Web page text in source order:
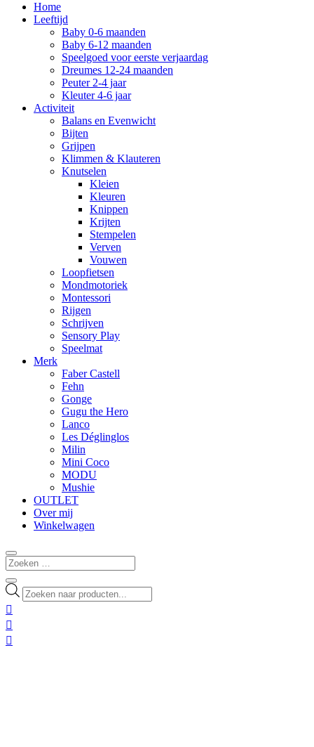
Home
Leeftijd
Baby 0-6 maanden
Baby 6-12 maanden
Speelgoed voor eerste verjaardag
Dreumes 12-24 maanden
Peuter 2-4 jaar
Kleuter 4-6 jaar
Activiteit
Balans en Evenwicht
Bijten
Grijpen
Klimmen & Klauteren
Knutselen
Kleien
Kleuren
Knippen
Krijten
Stempelen
Verven
Vouwen
Loopfietsen
Mondmotoriek
Montessori
Rijgen
Schrijven
Sensory Play
Speelmat
Merk
Faber Castell
Fehn
Gonge
Gugu the Hero
Lanco
Les Déglinglos
Milin
Mini Coco
MODU
Mushie
OUTLET
Over mij
Winkelwagen
Producten
zoeken


